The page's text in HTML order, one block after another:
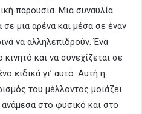
παρουσία. Μια συναυλία
σε μια αρένα και μέσα σε έναν
να αλληλεπιδρούν. Ένα
κινητό και να συνεχίζεται σε
ειδικά γι’ αυτό. Αυτή η
του μέλλοντος μοιάζει
στο φυσικό και στο